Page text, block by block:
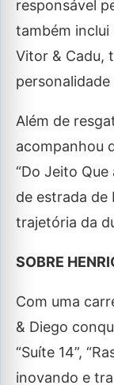
responsável
também inclui
Vitor & Cadu,
Além de
acompanhou
“Do Jeito
de estrada de
trajetória da
SOBRE
Com uma
& Diego
“Suíte 14”,
inovando e